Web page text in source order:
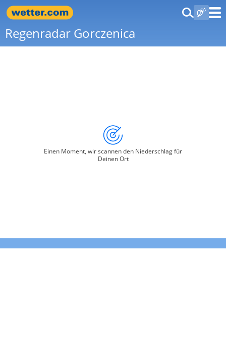
Regenradar Gorczenica
Einen Moment, wir scannen den Niederschlag für
Deinen Ort